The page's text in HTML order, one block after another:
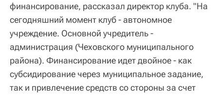
финансирование, рассказал директор клуба. "На
сегодняшний момент клуб - автономное
учреждение. Основной учредитель -
администрация (Чеховского муниципального
района). Финансирование идет двойное - как
субсидирование через муниципальное задание,
так и привлечение средств со стороны за счет